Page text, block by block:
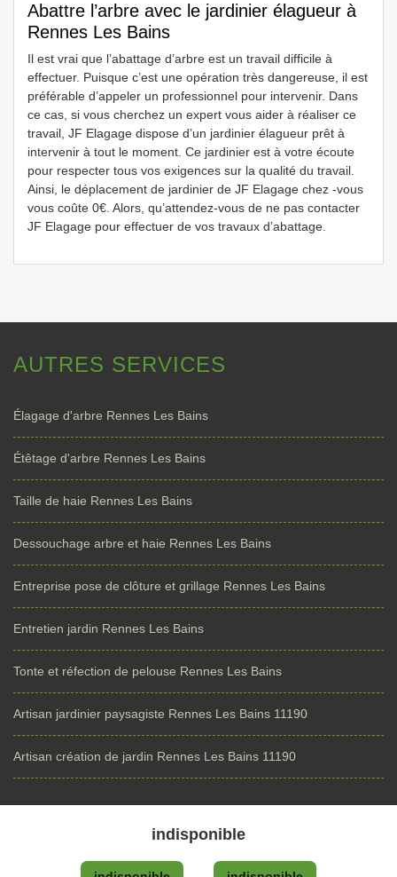
Abattre l’arbre avec le jardinier élagueur à
Rennes Les Bains
Il est vrai que l’abattage d’arbre est un travail difficile à
effectuer. Puisque c’est une opération très dangereuse, il est
préférable d’appeler un professionnel pour intervenir. Dans
ce cas, si vous cherchez un expert vous aider à réaliser ce
travail, JF Elagage dispose d’un jardinier élagueur prêt à
intervenir à tout le moment. Ce jardinier est à votre écoute
pour respecter tous vos exigences sur la qualité du travail.
Ainsi, le déplacement de jardinier de JF Elagage chez -vous
vous coûte 0€. Alors, qu’attendez-vous de ne pas contacter
JF Elagage pour effectuer de vos travaux d’abattage.
AUTRES SERVICES
Élagage d'arbre Rennes Les Bains
Étêtage d'arbre Rennes Les Bains
Taille de haie Rennes Les Bains
Dessouchage arbre et haie Rennes Les Bains
Entreprise pose de clôture et grillage Rennes Les Bains
Entretien jardin Rennes Les Bains
Tonte et réfection de pelouse Rennes Les Bains
Artisan jardinier paysagiste Rennes Les Bains 11190
Artisan création de jardin Rennes Les Bains 11190
indisponible